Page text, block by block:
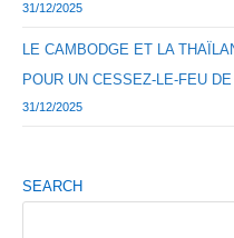
31/12/2025
LE CAMBODGE ET LA
POUR UN CESSEZ-LE-FEU DE
31/12/2025
SEARCH